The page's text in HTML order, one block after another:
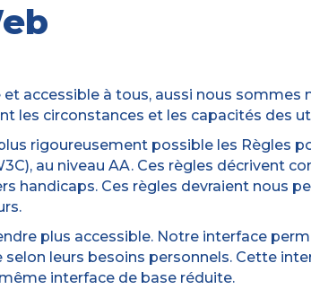
accessible à tous, aussi nous sommes
les circonstances et les capacités des
rigoureusement possible les Règles
au niveau AA. Ces règles décrivent
handicaps. Ces règles devraient nous
plus accessible. Notre interface
selon leurs besoins personnels. Cette
interface de base réduite.